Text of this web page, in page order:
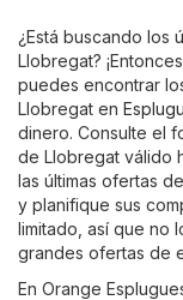
¿Está buscando los
Llobregat?
puedes encontrar
Llobregat en
dinero. Consulte el
de Llobregat válido
las últimas ofertas
y planifique sus
limitado, así que no
grandes ofertas de
En Orange